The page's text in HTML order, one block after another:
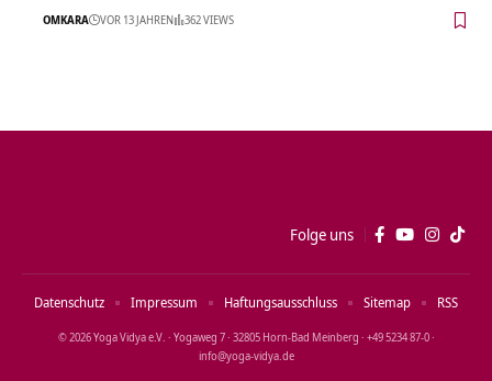
OMKARA VOR 13 JAHREN 362 VIEWS
Folge uns
© 2026 Yoga Vidya e.V. · Yogaweg 7 · 32805 Horn‑Bad Meinberg · +49 5234 87‑0 ·
info@yoga‑vidya.de
Datenschutz Impressum Haftungsausschluss Sitemap RSS